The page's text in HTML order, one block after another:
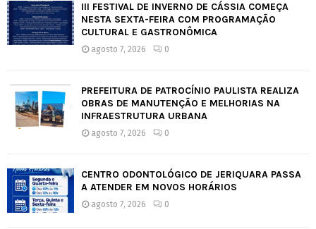
III FESTIVAL DE INVERNO DE CÁSSIA COMEÇA
NESTA SEXTA-FEIRA COM PROGRAMAÇÃO
CULTURAL E GASTRONÔMICA
agosto 7, 2026 0
PREFEITURA DE PATROCÍNIO PAULISTA REALIZA
OBRAS DE MANUTENÇÃO E MELHORIAS NA
INFRAESTRUTURA URBANA
agosto 7, 2026 0
CENTRO ODONTOLÓGICO DE JERIQUARA PASSA
A ATENDER EM NOVOS HORÁRIOS
agosto 7, 2026 0